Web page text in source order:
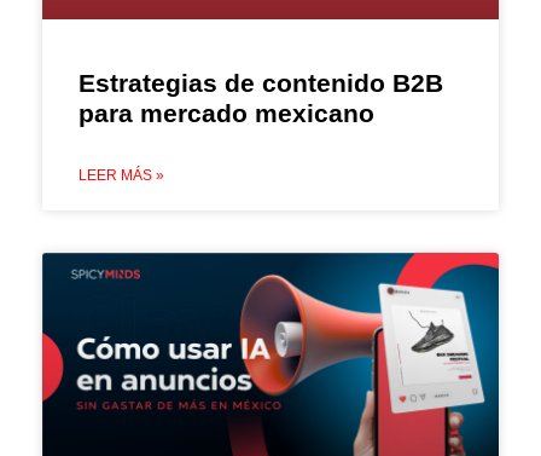
Estrategias de contenido B2B
para mercado mexicano
LEER MÁS »